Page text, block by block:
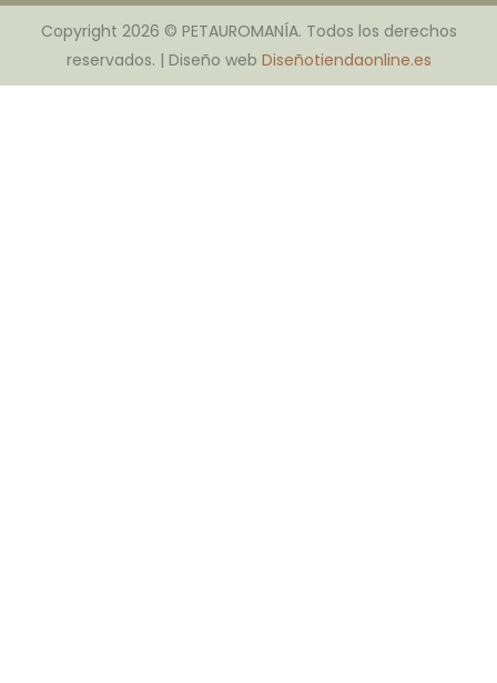
Copyright 2026 © PETAUROMANÍA. Todos los derechos
reservados. | Diseño web Diseñotiendaonline.es